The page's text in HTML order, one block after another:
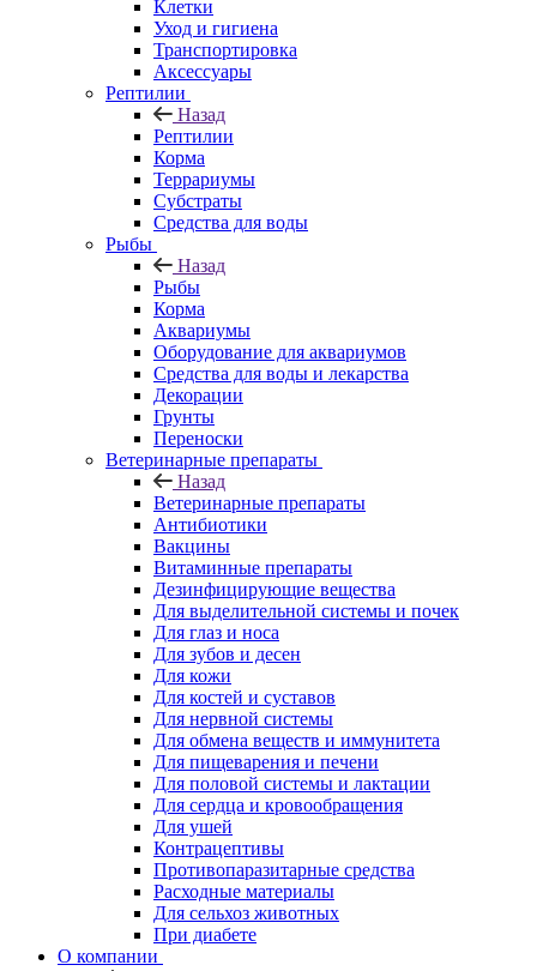
Клетки
Уход и гигиена
Транспортировка
Аксессуары
Рептилии
Назад
Рептилии
Корма
Террариумы
Субстраты
Средства для воды
Рыбы
Назад
Рыбы
Корма
Аквариумы
Оборудование для аквариумов
Средства для воды и лекарства
Декорации
Грунты
Переноски
Ветеринарные препараты
Назад
Ветеринарные препараты
Антибиотики
Вакцины
Витаминные препараты
Дезинфицирующие вещества
Для выделительной системы и почек
Для глаз и носа
Для зубов и десен
Для кожи
Для костей и суставов
Для нервной системы
Для обмена веществ и иммунитета
Для пищеварения и печени
Для половой системы и лактации
Для сердца и кровообращения
Для ушей
Контрацептивы
Противопаразитарные средства
Расходные материалы
Для сельхоз животных
При диабете
О компании